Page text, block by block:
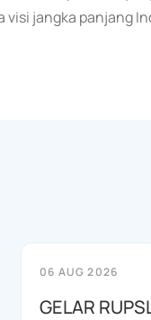
jangka panjang
06 AUG 2026
GELAR